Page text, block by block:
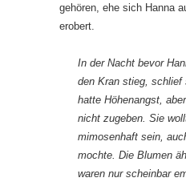
gehören, ehe sich Hanna
erobert.
In der Nacht bevor
den Kran stieg,
hatte Höhenangst,
nicht zugeben. Sie
mimosenhaft sein,
mochte. Die Blumen
waren nur scheinbar